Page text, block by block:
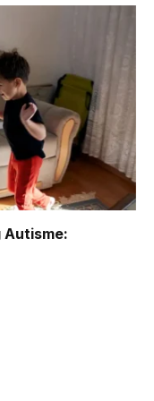
Autisme: